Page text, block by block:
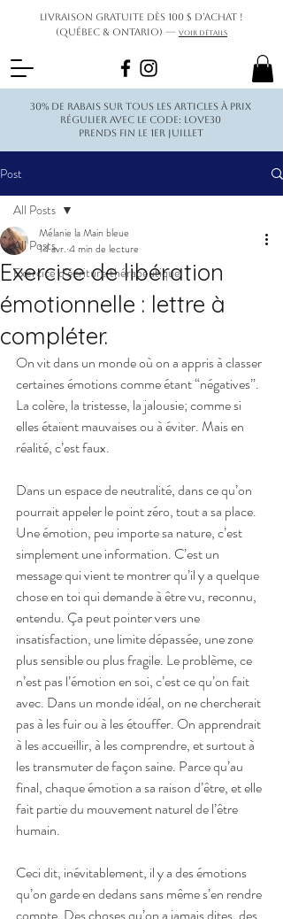
Livraison gratuite dès 100 $ d’achat !
(Québec & Ontario) — Voir détails
30% de rabais sur tous les articles à prix
régulier avec le code: love30
Prends fin le 1er juillet
Post
All Posts
Exercice d’écriture thérapeutique
All Posts
Exercise de libération
émotionnelle : lettre à
compléter.
Mélanie la Main bleue
14 avr. 4 min de lecture
On vit dans un monde où on a appris à classer
certaines émotions comme étant “négatives”.
La colère, la tristesse, la jalousie; comme si
elles étaient mauvaises ou à éviter. Mais en
réalité, c’est faux.
Dans un espace de neutralité, dans ce qu’on
pourrait appeler le point zéro, tout a sa place.
Une émotion, peu importe sa nature, c’est
simplement une information. C’est un
message qui vient te montrer qu’il y a quelque
chose en toi qui demande à être vu, reconnu,
entendu. Ça peut pointer vers une
insatisfaction, une limite dépassée, une zone
plus sensible ou plus fragile. Le problème, ce
n’est pas l’émotion en soi, c’est ce qu’on fait
avec. Dans un monde idéal, on ne chercherait
pas à les fuir ou à les étouffer. On apprendrait
à les accueillir, à les comprendre, et surtout à
les transmuter de façon saine. Parce qu’au
final, chaque émotion a sa raison d’être, et elle
fait partie du mouvement naturel de l’être
humain.
Ceci dit, inévitablement, il y a des émotions
qu’on garde en dedans sans même s’en rendre